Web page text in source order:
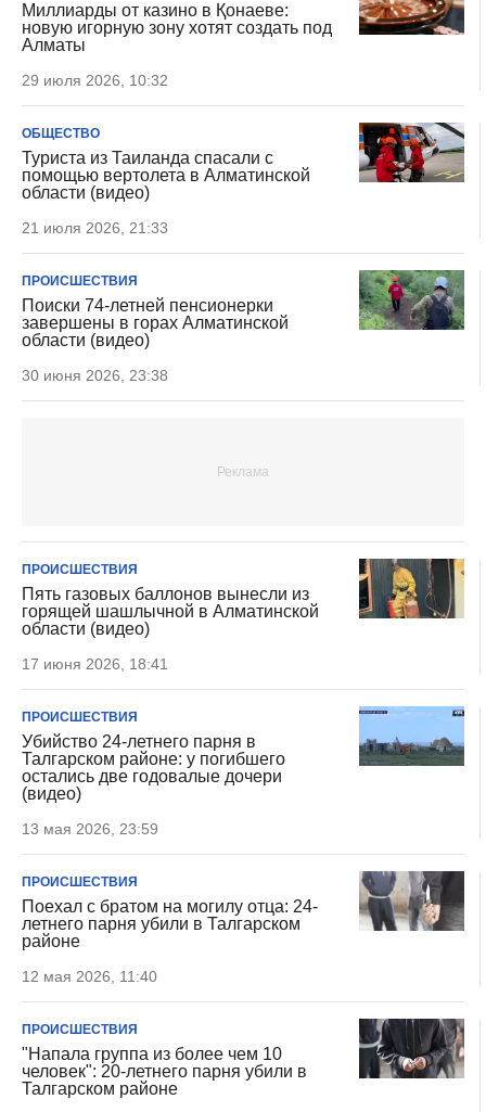
Миллиарды от казино в Қонаеве:
новую игорную зону хотят создать под
Алматы
29 июля 2026, 10:32
ОБЩЕСТВО
Туриста из Таиланда спасали с
помощью вертолета в Алматинской
области (видео)
21 июля 2026, 21:33
ПРОИСШЕСТВИЯ
Поиски 74-летней пенсионерки
завершены в горах Алматинской
области (видео)
30 июня 2026, 23:38
ПРОИСШЕСТВИЯ
Пять газовых баллонов вынесли из
горящей шашлычной в Алматинской
области (видео)
17 июня 2026, 18:41
ПРОИСШЕСТВИЯ
Убийство 24-летнего парня в
Талгарском районе: у погибшего
остались две годовалые дочери
(видео)
13 мая 2026, 23:59
ПРОИСШЕСТВИЯ
Поехал с братом на могилу отца: 24-
летнего парня убили в Талгарском
районе
12 мая 2026, 11:40
ПРОИСШЕСТВИЯ
"Напала группа из более чем 10
человек": 20-летнего парня убили в
Талгарском районе